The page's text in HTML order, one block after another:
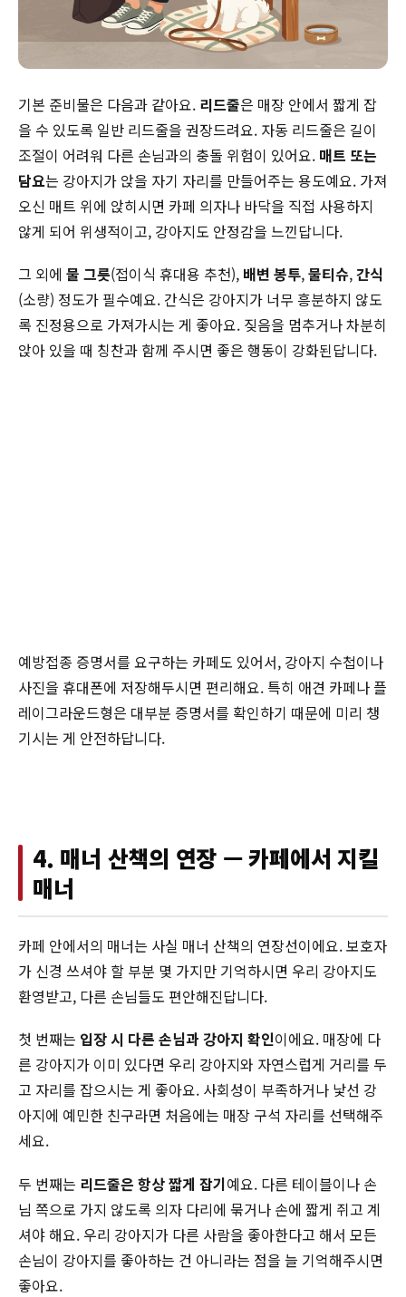
기본 준비물은 다음과 같아요. 리드줄은 매장 안에서 짧게 잡
을 수 있도록 일반 리드줄을 권장드려요. 자동 리드줄은 길이
조절이 어려워 다른 손님과의 충돌 위험이 있어요. 매트 또는
담요는 강아지가 앉을 자기 자리를 만들어주는 용도예요. 가져
오신 매트 위에 앉히시면 카페 의자나 바닥을 직접 사용하지
않게 되어 위생적이고, 강아지도 안정감을 느낀답니다.
그 외에 물 그릇(접이식 휴대용 추천), 배변 봉투,물티슈,간식
(소량) 정도가 필수예요. 간식은 강아지가 너무 흥분하지 않도
록 진정용으로 가져가시는 게 좋아요. 짖음을 멈추거나 차분히
앉아 있을 때 칭찬과 함께 주시면 좋은 행동이 강화된답니다.
예방접종 증명서를 요구하는 카페도 있어서, 강아지 수첩이나
사진을 휴대폰에 저장해두시면 편리해요. 특히 애견 카페나 플
레이그라운드형은 대부분 증명서를 확인하기 때문에 미리 챙
기시는 게 안전하답니다.
4. 매너 산책의 연장 — 카페에서 지킬
매너
카페 안에서의 매너는 사실 매너 산책의 연장선이에요. 보호자
가 신경 쓰셔야 할 부분 몇 가지만 기억하시면 우리 강아지도
환영받고, 다른 손님들도 편안해진답니다.
첫 번째는 입장 시 다른 손님과 강아지 확인이에요. 매장에 다
른 강아지가 이미 있다면 우리 강아지와 자연스럽게 거리를 두
고 자리를 잡으시는 게 좋아요. 사회성이 부족하거나 낯선 강
아지에 예민한 친구라면 처음에는 매장 구석 자리를 선택해주
세요.
두 번째는 리드줄은 항상 짧게 잡기예요. 다른 테이블이나 손
님 쪽으로 가지 않도록 의자 다리에 묶거나 손에 짧게 쥐고 계
셔야 해요. 우리 강아지가 다른 사람을 좋아한다고 해서 모든
손님이 강아지를 좋아하는 건 아니라는 점을 늘 기억해주시면
좋아요.